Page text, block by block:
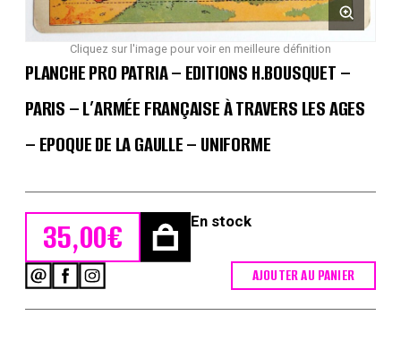
Cliquez sur l'image pour voir en meilleure définition
PLANCHE PRO PATRIA – EDITIONS H.BOUSQUET –
PARIS – L’ARMÉE FRANÇAISE À TRAVERS LES AGES
– EPOQUE DE LA GAULLE – UNIFORME
35,00€ En stock
AJOUTER AU PANIER